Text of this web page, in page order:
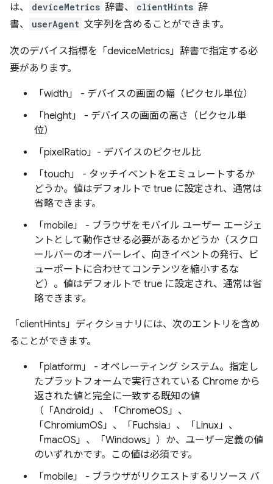
は、
deviceMetrics 辞書、 clientHints 辞
書、
userAgent 文字列を含めることができます。
次のデバイス指標を「deviceMetrics」辞書で指定する必
要があります。
「width」 - デバイスの画面の幅（ピクセル単位）
「height」 - デバイスの画面の高さ（ピクセル単
位）
「pixelRatio」- デバイスのピクセル比
「touch」 - タッチイベントをエミュレートするか
どうか。値はデフォルトで true に設定され、通常は
省略できます。
「mobile」 - ブラウザをモバイル ユーザー エージェ
ントとして動作させる必要があるかどうか（スクロ
ールバーのオーバーレイ、向きイベントの発行、ビ
ューポートに合わせてコンテンツを縮小するな
ど）。値はデフォルトで true に設定され、通常は省
略できます。
「clientHints」ディクショナリには、次のエントリを含め
ることができます。
「platform」 - オペレーティング システム。指定し
たプラットフォームで実行されている Chrome から
返された値と完全に一致する既知の値
（「Android」、「ChromeOS」、
「ChromiumOS」、「Fuchsia」、「Linux」、
「macOS」、「Windows」）か、ユーザー定義の値
のいずれかです。この値は必須です。
「mobile」 - ブラウザがリクエストするリソース バ